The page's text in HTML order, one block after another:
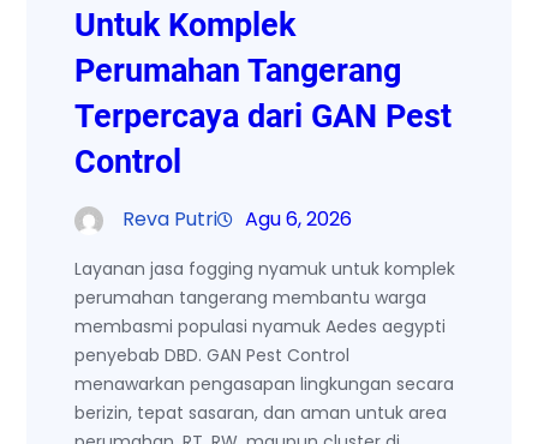
Untuk Komplek
Perumahan Tangerang
Terpercaya dari GAN Pest
Control
Reva Putri Agu 6, 2026
Layanan jasa fogging nyamuk untuk komplek
perumahan tangerang membantu warga
membasmi populasi nyamuk Aedes aegypti
penyebab DBD. GAN Pest Control
menawarkan pengasapan lingkungan secara
berizin, tepat sasaran, dan aman untuk area